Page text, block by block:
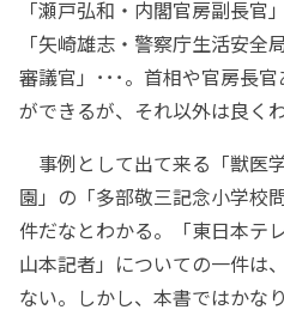
「瀬戸弘和・内閣官房副長官
「矢崎雄志・警察庁生活安
審議官」･･･。首相や官房長
ができるが、それ以外は良く
事例として出て来る「獣医
園」の「多部敬三記念小学校
件だなとわかる。「東日本テ
山本記者」についての一件は
ない。しかし、本書ではかな